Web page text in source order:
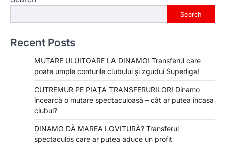
Search
Recent Posts
MUTARE ULUITOARE LA DINAMO! Transferul care
poate umple conturile clubului și zgudui Superliga!
CUTREMUR PE PIAȚA TRANSFERURILOR! Dinamo
încearcă o mutare spectaculoasă – cât ar putea încasa
clubul?
DINAMO DĂ MAREA LOVITURĂ? Transferul
spectaculos care ar putea aduce un profit